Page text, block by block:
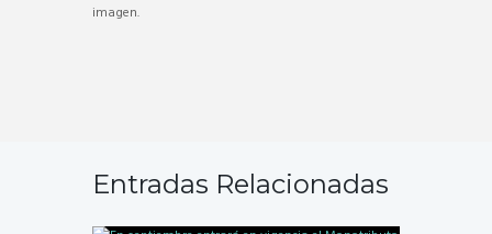
imagen.
Entradas Relacionadas